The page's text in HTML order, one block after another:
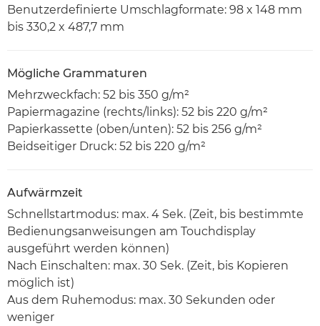
Benutzerdefinierte Umschlagformate: 98 x 148 mm
bis 330,2 x 487,7 mm
Mögliche Grammaturen
Mehrzweckfach: 52 bis 350 g/m²
Papiermagazine (rechts/links): 52 bis 220 g/m²
Papierkassette (oben/unten): 52 bis 256 g/m²
Beidseitiger Druck: 52 bis 220 g/m²
Aufwärmzeit
Schnellstartmodus: max. 4 Sek. (Zeit, bis bestimmte
Bedienungsanweisungen am Touchdisplay
ausgeführt werden können)
Nach Einschalten: max. 30 Sek. (Zeit, bis Kopieren
möglich ist)
Aus dem Ruhemodus: max. 30 Sekunden oder
weniger